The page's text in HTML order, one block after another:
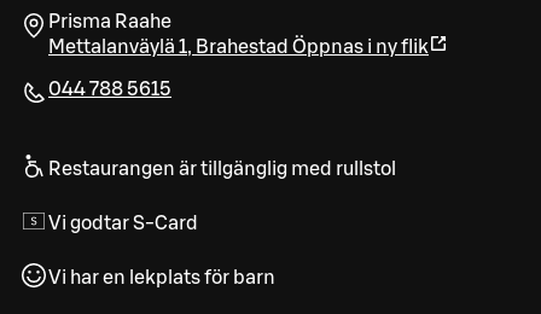
Prisma Raahe
Mettalanväylä 1, Brahestad Öppnas i ny flik
044 788 5615
Restaurangen är tillgänglig med rullstol
Vi godtar S-Card
Vi har en lekplats för barn